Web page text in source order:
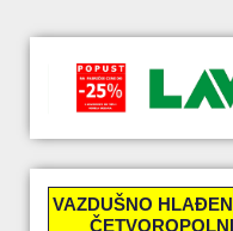
VAZDUŠNO